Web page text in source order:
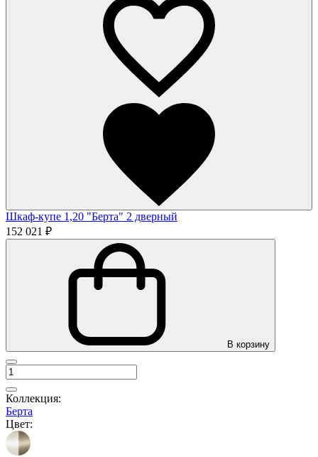
Шкаф-купе 1,20 "Берта" 2 дверный
152 021 ₽
В корзину
Коллекция:
Берта
Цвет: